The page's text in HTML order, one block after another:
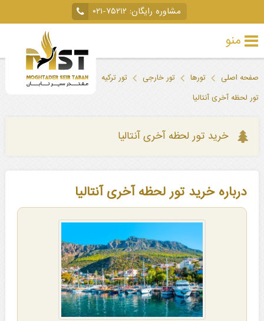
مشاوره رایگان: ۰۲۱-۷۵۲۱۲
منو
داخلی
آخری
صفحه اصلی تورها تور خارجی تور ترکیه
تور آنتالیا
تور لحظه آخری آنتالیا
خرید تور لحظه آخری آنتالیا
درباره خرید تور لحظه آخری آنتالیا